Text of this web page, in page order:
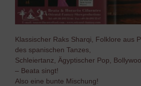
Klassischer Raks Sharqi, Folklore aus
des spanischen Tanzes,
Schleiertanz, Ägyptischer Pop,
– Beata singt!
Also eine bunte Mischung!